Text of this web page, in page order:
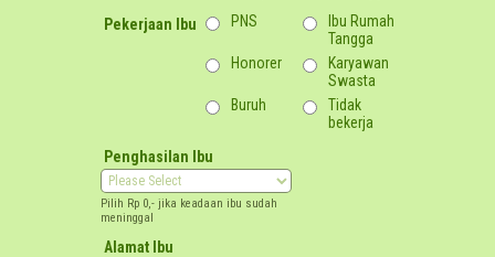
Pekerjaan Ibu
PNS
Ibu Rumah
Tangga
Honorer
Karyawan
Swasta
Buruh
Tidak
bekerja
Penghasilan Ibu
Pilih Rp 0,- jika keadaan ibu sudah
meninggal
Alamat Ibu